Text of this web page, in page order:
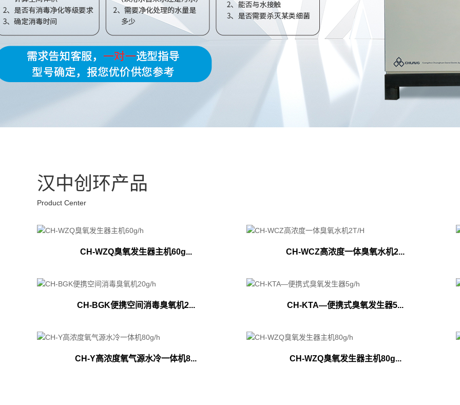
汉中创环产品
Product Center
CH-WZQ臭氧发生器主机60g... CH-WCZ高浓度一体臭氧水机2...
CH-BGK便携空间消毒臭氧机2... CH-KTA—便携式臭氧发生器5...
CH-Y高浓度氧气源水冷一体机8... CH-WZQ臭氧发生器主机80g...